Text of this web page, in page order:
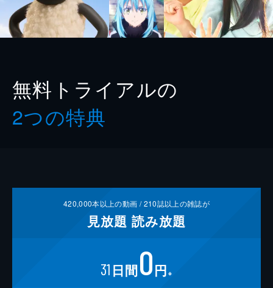
無料トライアルの
2つの特典
420,000本以上の動画 /210誌以上の雑誌が
見放題 読み放題
31 日間0円 ※